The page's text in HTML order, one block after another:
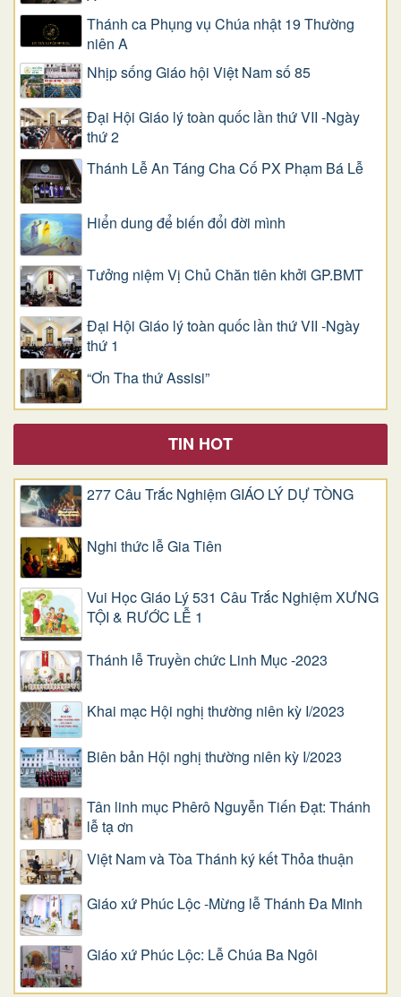
Thánh ca Phụng vụ Chúa nhật 19 Thường
niên A
Nhịp sống Giáo hội Việt Nam số 85
Đại Hội Giáo lý toàn quốc lần thứ VII -Ngày
thứ 2
Thánh Lễ An Táng Cha Cố PX Phạm Bá Lễ
Hiển dung để biến đổi đời mình
Tưởng niệm Vị Chủ Chăn tiên khởi GP.BMT
Đại Hội Giáo lý toàn quốc lần thứ VII -Ngày
thứ 1
“Ơn Tha thứ Assisi”
TIN HOT
277 Câu Trắc Nghiệm GIÁO LÝ DỰ TÒNG
Nghi thức lễ Gia Tiên
Vui Học Giáo Lý 531 Câu Trắc Nghiệm XƯNG
TỘI & RƯỚC LỄ 1
Thánh lễ Truyền chức Linh Mục -2023
Khai mạc Hội nghị thường niên kỳ I/2023
Biên bản Hội nghị thường niên kỳ I/2023
Tân linh mục Phêrô Nguyễn Tiến Đạt: Thánh
lễ tạ ơn
Việt Nam và Tòa Thánh ký kết Thỏa thuận
Giáo xứ Phúc Lộc -Mừng lễ Thánh Đa Minh
Giáo xứ Phúc Lộc: Lễ Chúa Ba Ngôi